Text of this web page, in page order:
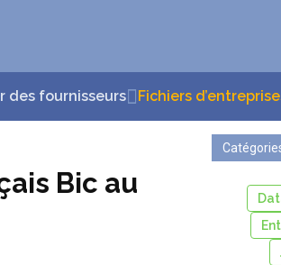
des fournisseurs Fichiers
Bic au